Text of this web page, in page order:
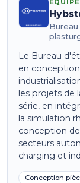
Le Bureau
en
les projets de
série, en
la simulation
conception
secteurs
charging et
Conception